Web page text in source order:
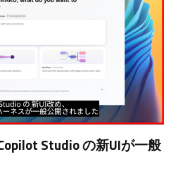
Studio の新UIが一般